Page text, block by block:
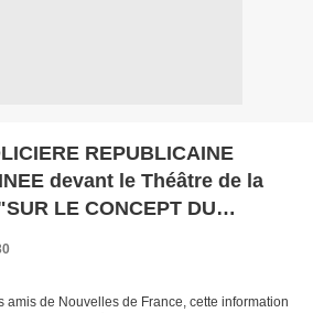
REPUBLICAINE
devant le Théâtre de la
LE CONCEPT DU
DIEU".
amis de Nouvelles de France, cette information